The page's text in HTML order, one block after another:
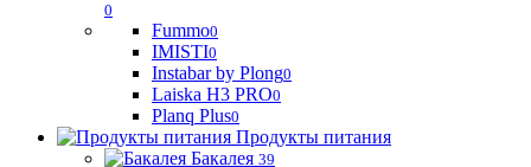
0
Fummo0
IMISTI0
Instabar by Plong0
Laiska H3 PRO0
Planq Plus0
Продукты питания
Бакалея 39